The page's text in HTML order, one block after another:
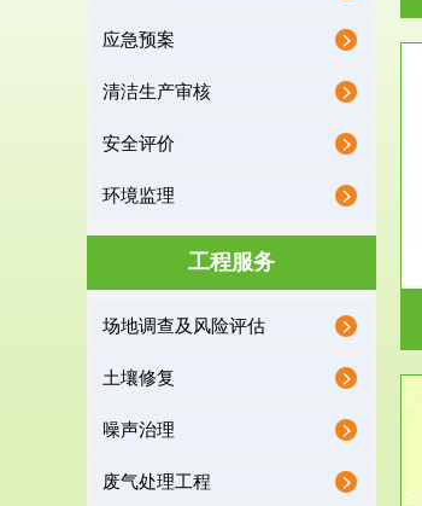
应急预案
清洁生产审核
安全评价
环境监理
工程服务
场地调查及风险评估
土壤修复
噪声治理
废气处理工程
业事业单位应当按照...